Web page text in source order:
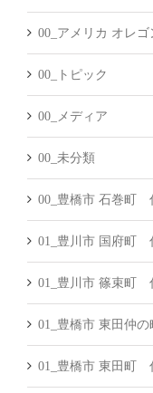
00_アメリカ オレ
00_トピック
00_メディア
00_未分類
00_豊橋市 石巻町
01_豊川市 国府町
01_豊川市 篠束町
01_豊橋市 東田仲
01_豊橋市 東田町